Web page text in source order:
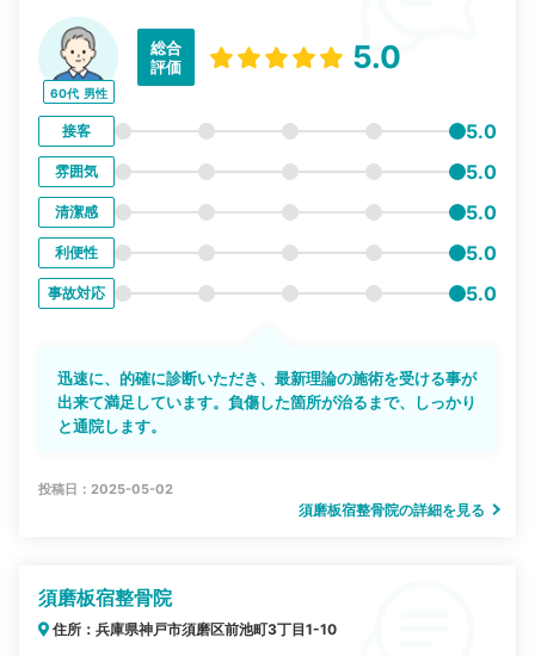
60代 男性
総合
評価
5.0
接客 5.0
雰囲気 5.0
清潔感 5.0
利便性 5.0
事故対応 5.0
迅速に、的確に診断いただき、最新理論の施術を受ける事が
出来て満足しています。負傷した箇所が治るまで、しっかり
と通院します。
投稿日：2025-05-02
須磨板宿整骨院の詳細を見る
須磨板宿整骨院
住所：兵庫県神戸市須磨区前池町3丁目1-10